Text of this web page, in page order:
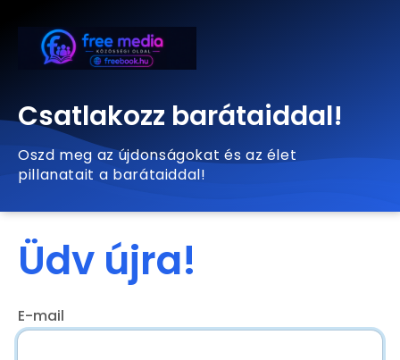
Csatlakozz barátaiddal!
Oszd meg az újdonságokat és az élet
pillanatait a barátaiddal!
Üdv újra!
E-mail